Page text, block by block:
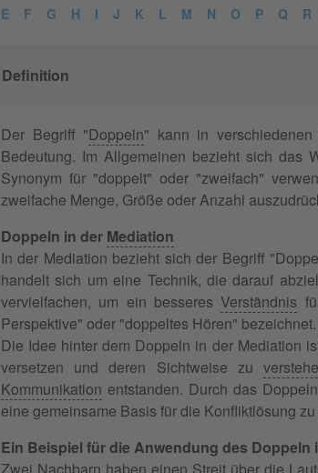
E F G H I J K L M N O P Q R
Definition
Der Begriff "Doppeln" kann in
Bedeutung. Im Allgemeinen bezieht sich das
Synonym für "doppelt" oder "zweifach"
zweifache Menge, Größe oder Anzahl
Doppeln in der Mediation
In der Mediation bezieht sich der Begriff
handelt sich um eine Technik, die darauf
vervielfachen, um ein besseres Verständnis
Perspektive" oder "doppeltes Hören" bezeichnet.
Die Idee hinter dem Doppeln in der Mediation
versetzen und deren Sichtweise zu
Kommunikation entstanden. Durch das
eine gemeinsame Basis für die Konfliktlösung
Ein Beispiel für die Anwendung des Doppeln
Zwei Nachbarn haben einen Streit über die